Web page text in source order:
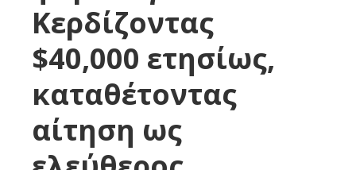
Κερδίζοντας
$40,000 ετησίως,
καταθέτοντας
αίτηση ως